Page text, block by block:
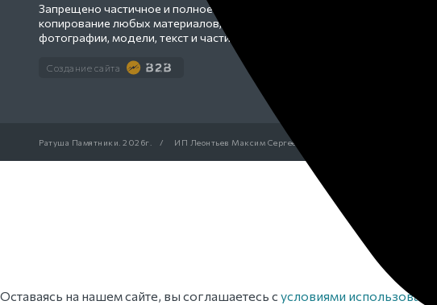
Запрещено частичное и полное
копирование любых материалов, включая
фотографии, модели, текст и части кода.
Создание сайта
Ратуша Памятники. 2026г. / ИП Леонтьев Максим Сергеевич
Оставаясь на нашем сайте, вы соглашаетесь с условиями использования